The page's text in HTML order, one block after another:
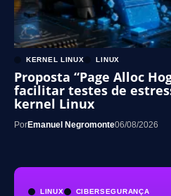
LINUX CIBERSEGURANÇA
KERNEL LINUX LINUX
Proposta “Page Alloc
facilitar testes de
kernel Linux
PorEmanuel Negromonte06/08/2026